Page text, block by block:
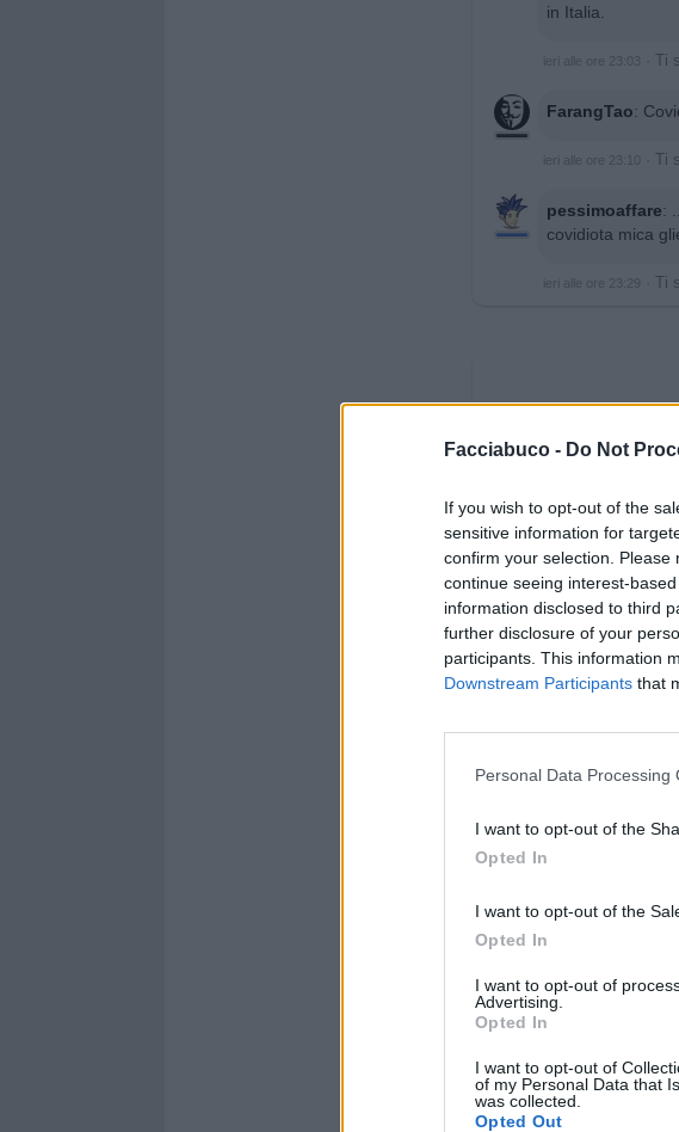
Facciabuco - Do Not
If you wish to opt-out of the
sensitive information for
confirm your selection.
continue seeing interest-
information disclosed to third
further disclosure of your
participants. This information
Downstream Participants that
Personal Data Processing
I want to opt-out of the
Opted In
I want to opt-out of the
Opted In
I want to opt-out of
Advertising.
Opted In
I want to opt-out of
of my Personal Data that
was collected.
Opted Out
in Italia.
ieri alle ore 23:03 Ti
FarangTao:
ieri alle ore 23:10 Ti
pessimoaffare:
covidiota mica
ieri alle ore 23:29 Ti
STARZ
USCITE LE CHAT!